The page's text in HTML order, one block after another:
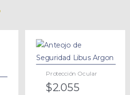
Protección Ocular
$2.055